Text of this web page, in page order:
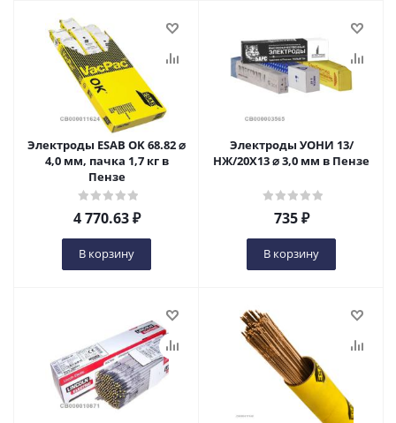
Электроды ESAB OK 68.82 ⌀
4,0 мм, пачка 1,7 кг в
Пензе
4 770.63₽
В корзину
Электроды УОНИ 13/
НЖ/20Х13 ⌀ 3,0 мм в Пензе
735₽
В корзину